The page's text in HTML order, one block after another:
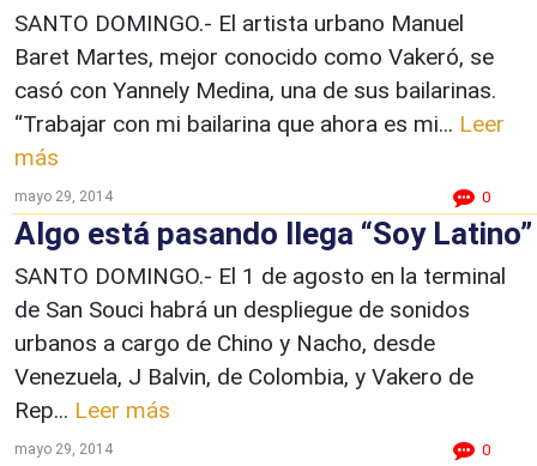
SANTO DOMINGO.- El artista urbano Manuel
Baret Martes, mejor conocido como Vakeró, se
casó con Yannely Medina, una de sus bailarinas.
“Trabajar con mi bailarina que ahora es mi... Leer
más
mayo 29, 2014 0
Algo está pasando llega “Soy Latino”
SANTO DOMINGO.- El 1 de agosto en la terminal
de San Souci habrá un despliegue de sonidos
urbanos a cargo de Chino y Nacho, desde
Venezuela, J Balvin, de Colombia, y Vakero de
Rep... Leer más
mayo 29, 2014 0